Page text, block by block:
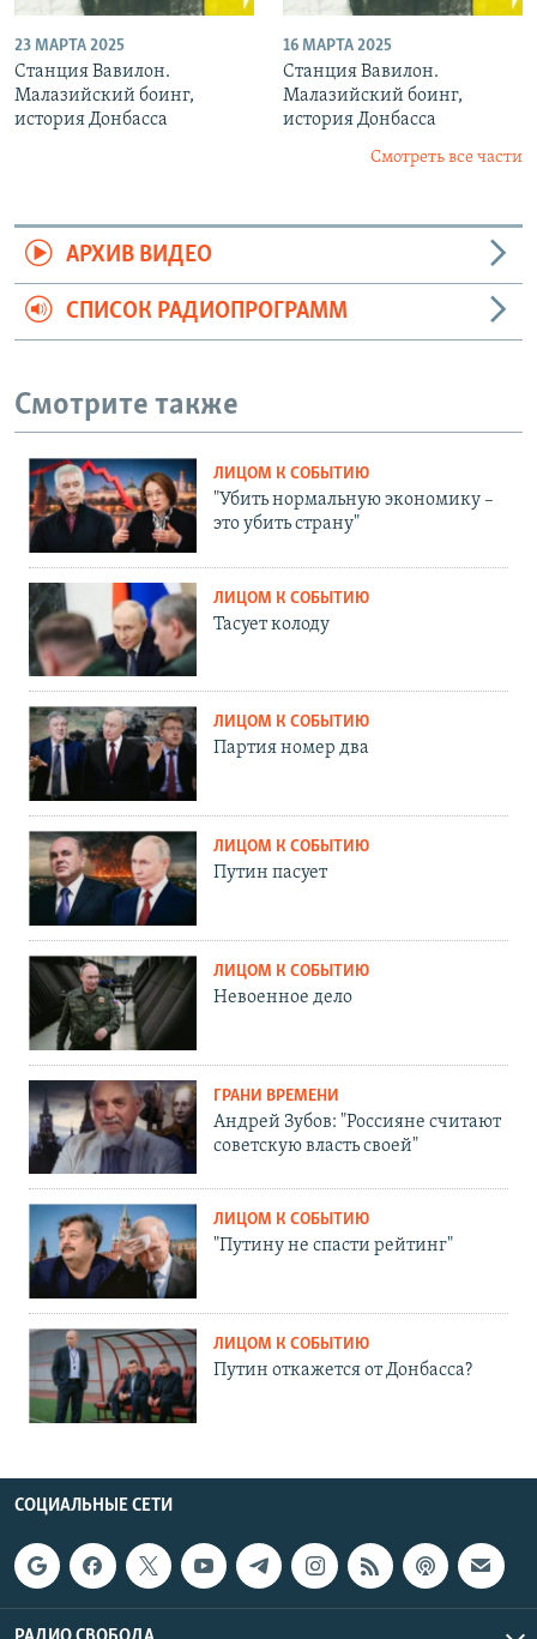
23 МАРТА 2025
Станция Вавилон.
Малазийский боинг,
история Донбасса
16 МАРТА 2025
Станция Вавилон.
Малазийский боинг,
история Донбасса
Смотреть все части
АРХИВ ВИДЕО
СПИСОК РАДИОПРОГРАММ
Смотрите также
ЛИЦОМ К СОБЫТИЮ
"Убить нормальную экономику –
это убить страну"
ЛИЦОМ К СОБЫТИЮ
Тасует колоду
ЛИЦОМ К СОБЫТИЮ
Партия номер два
ЛИЦОМ К СОБЫТИЮ
Путин пасует
ЛИЦОМ К СОБЫТИЮ
Невоенное дело
ГРАНИ ВРЕМЕНИ
Андрей Зубов: "Россияне считают
советскую власть своей"
ЛИЦОМ К СОБЫТИЮ
"Путину не спасти рейтинг"
ЛИЦОМ К СОБЫТИЮ
Путин откажется от Донбасса?
СОЦИАЛЬНЫЕ СЕТИ